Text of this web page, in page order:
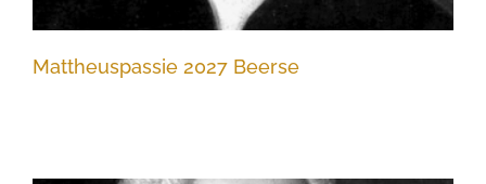
Mattheuspassie 2027 Beerse